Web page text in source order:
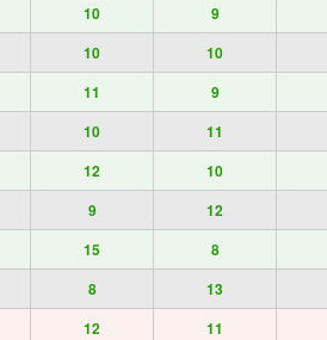
10 9
10 10
11 9
10 11
12 10
9 12
15 8
8 13
12 11